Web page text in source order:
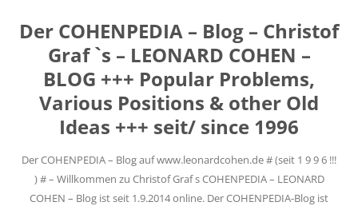
Der COHENPEDIA – Blog – Christof
Graf `s – LEONARD COHEN –
BLOG +++ Popular Problems,
Various Positions & other Old
Ideas +++ seit/ since 1996
Der COHENPEDIA – Blog auf www.leonardcohen.de # (seit 1 9 9 6 !!!
) # – Willkommen zu Christof Graf s COHENPEDIA – LEONARD
COHEN – Blog ist seit 1.9.2014 online. Der COHENPEDIA-Blog ist